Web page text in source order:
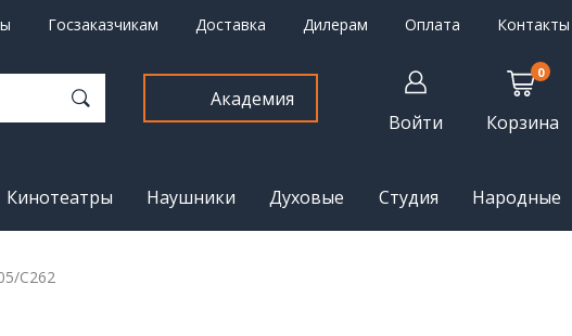
Госзаказчикам Доставка Дилерам Оплата Контакты
Академия
Войти
Корзина
0
Кинотеатры Наушники Духовые Студия Народные
C262